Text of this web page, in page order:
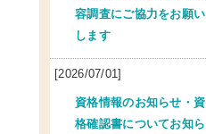
容調査にご協力をお願い
します
[2026/07/01]
資格情報のお知らせ・資
格確認書についてお知ら